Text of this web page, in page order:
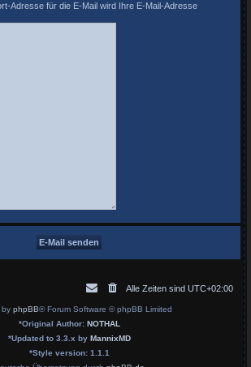
Adresse für die E-Mail wird Ihre E-Mail-Adresse
Alle Zeiten sind UTC+02:00
by phpBB® Forum Software © phpBB Limited
*Original Author: NOTHAL
*Updated to 3.3.x by MannixMD
*Style version: 1.1.1